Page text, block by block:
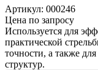
Артикул: 000246
Цена по запросу
Используется для
практической
точности, а также
структур.